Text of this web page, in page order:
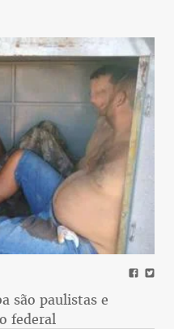
são paulistas e
federal